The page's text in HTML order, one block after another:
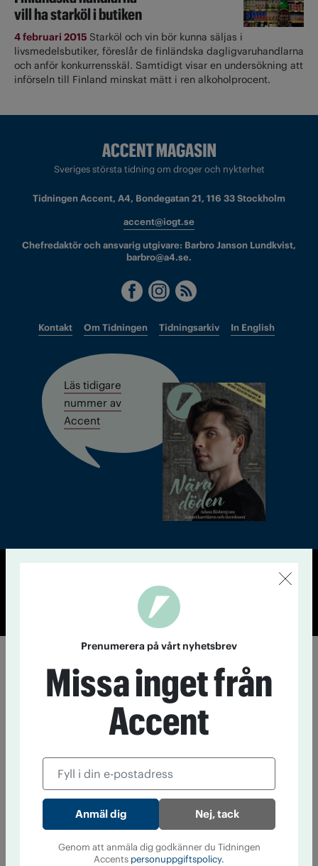
vill ha starköl i butiken
4 februari 2015 Starköl och vin bör kunna säljas i
livsmedelsbutiker, föreslår de finländska dagligvaruhandlarna
och anför konkurrensskäl. Samtidigt visar en undersökning att
införseln till Finland minskat mätt i ren alkoholprocent.
Sveriges största tidning om droger och nykterhet
Tidningen Accent, A4, Bondegatan 21, 116 33 Stockholm
accent@iogt.se
Chefredaktör och ansvarig utgivare: Barbro Janson Lundkvist,
barbro@a4.se.
Kontakt Om Tidningen Tidningsarkiv In English
Läs tidigare
nummer av
Accent
© Tidningen Accent 2026
Personuppgiftspolicy
Prenumerera på vårt nyhetsbrev
Missa inget från
Accent
Nej, tack
Genom att anmäla dig godkänner du Tidningen
Accents personuppgiftspolicy.